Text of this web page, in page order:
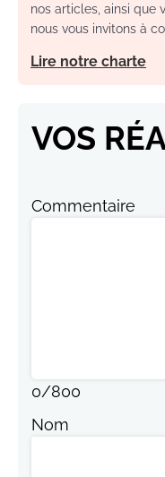
nos articles, ainsi que
nous vous invitons à
Lire notre charte
VOS
Commentaire
0/800
Nom